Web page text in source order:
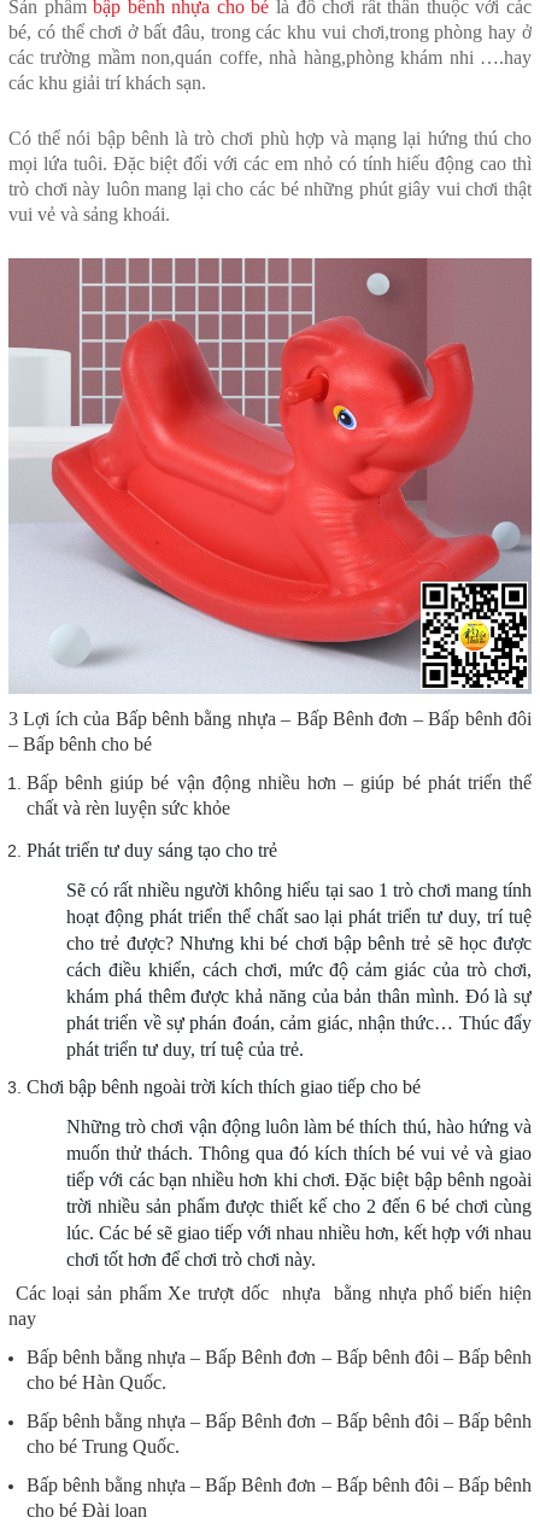
Sản phẩmbập bênh nhựa cho bé là đồ chơi rất thân thuộc với các
bé, có thể chơi ở bất đâu, trong các khu vui chơi,trong phòng hay ở
các trường mầm non,quán coffe, nhà hàng,phòng khám nhi ….hay
các khu giải trí khách sạn.
Có thể nói bập bênh là trò chơi phù hợp và mạng lại hứng thú cho
mọi lứa tuôi. Đặc biệt đối với các em nhỏ có tính hiếu động cao thì
trò chơi này luôn mang lại cho các bé những phút giây vui chơi thật
vui vẻ và sảng khoái.
3 Lợi ích của Bấp bênh bằng nhựa – Bấp Bênh đơn – Bấp bênh đôi
– Bấp bênh cho bé
Bấp bênh giúp bé vận động nhiều hơn – giúp bé phát triển thể
chất và rèn luyện sức khỏe
Phát triển tư duy sáng tạo cho trẻ
Sẽ có rất nhiều người không hiểu tại sao 1 trò chơi mang tính
hoạt động phát triển thể chất sao lại phát triển tư duy, trí tuệ
cho trẻ được? Nhưng khi bé chơi bập bênh trẻ sẽ học được
cách điều khiển, cách chơi, mức độ cảm giác của trò chơi,
khám phá thêm được khả năng của bản thân mình. Đó là sự
phát triển về sự phán đoán, cảm giác, nhận thức… Thúc đẩy
phát triển tư duy, trí tuệ của trẻ.
Chơi bập bênh ngoài trời kích thích giao tiếp cho bé
Những trò chơi vận động luôn làm bé thích thú, hào hứng và
muốn thử thách. Thông qua đó kích thích bé vui vẻ và giao
tiếp với các bạn nhiều hơn khi chơi. Đặc biệt bập bênh ngoài
trời nhiều sản phẩm được thiết kế cho 2 đến 6 bé chơi cùng
lúc. Các bé sẽ giao tiếp với nhau nhiều hơn, kết hợp với nhau
chơi tốt hơn để chơi trò chơi này.
Các loại sản phẩm Xe trượt dốc nhựa bằng nhựa phổ biến hiện
nay
Bấp bênh bằng nhựa – Bấp Bênh đơn – Bấp bênh đôi – Bấp bênh
cho bé Hàn Quốc.
Bấp bênh bằng nhựa – Bấp Bênh đơn – Bấp bênh đôi – Bấp bênh
cho bé Trung Quốc.
Bấp bênh bằng nhựa – Bấp Bênh đơn – Bấp bênh đôi – Bấp bênh
cho bé Đài loan